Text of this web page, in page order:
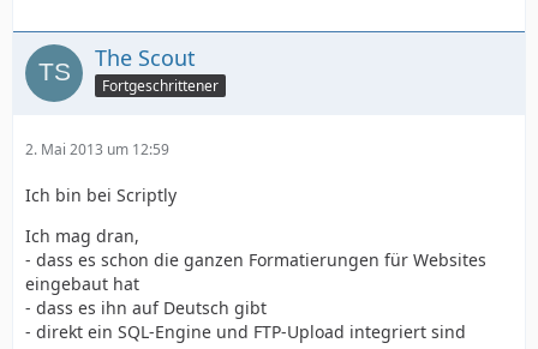
The Scout
Fortgeschrittener
2. Mai 2013 um 12:59
Ich bin bei Scriptly
Ich mag dran,
- dass es schon die ganzen Formatierungen für Websites
eingebaut hat
- dass es ihn auf Deutsch gibt
- direkt ein SQL-Engine und FTP-Upload integriert sind